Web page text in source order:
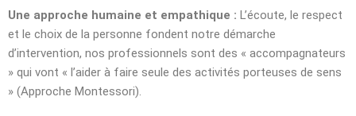
Une approche humaine et empathique : L’écoute, le respect
et le choix de la personne fondent notre démarche
d’intervention, nos professionnels sont des « accompagnateurs
» qui vont « l’aider à faire seule des activités porteuses de sens
» (Approche Montessori).